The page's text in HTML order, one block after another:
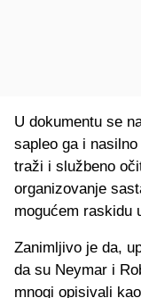
U dokumentu se
sapleo ga i
traži i službeno
organizovanje
mogućem raskidu
Zanimljivo je da,
da su Neymar i
mnogi opisivali